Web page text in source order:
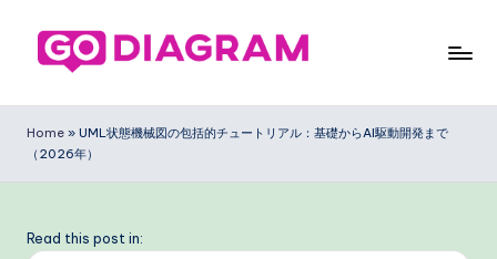
o
D
g
Home » UML状態機械図の包括的チュートリアル：基礎からAI駆動開発まで
（2026年）
Read this post in: